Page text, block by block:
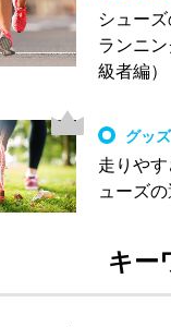
シュー
ランニ
級者編）
グッズ
走りや
ューズ
キー